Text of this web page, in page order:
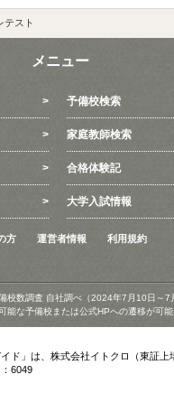
テスト
メニュー
予備校検索
家庭教師検索
合格体験記
大学入試情報
方 運営者情報 利用規約
校数調査 自社調べ（2024年7月10日～7
能な予備校または公式HPへの遷移が可
イド」は、株式会社イトクロ（東証
6049